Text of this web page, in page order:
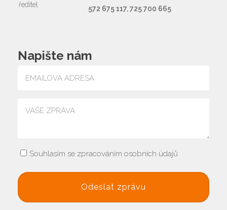
ředitel 572 675 117, 725 700 665
Napište nám
Souhlasím se zpracováním osobních údajů